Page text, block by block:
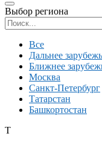
Выбор региона
Все
Дальнее
Ближнее
Москва
Санкт-Петербург
Татарстан
Башкортостан
Т